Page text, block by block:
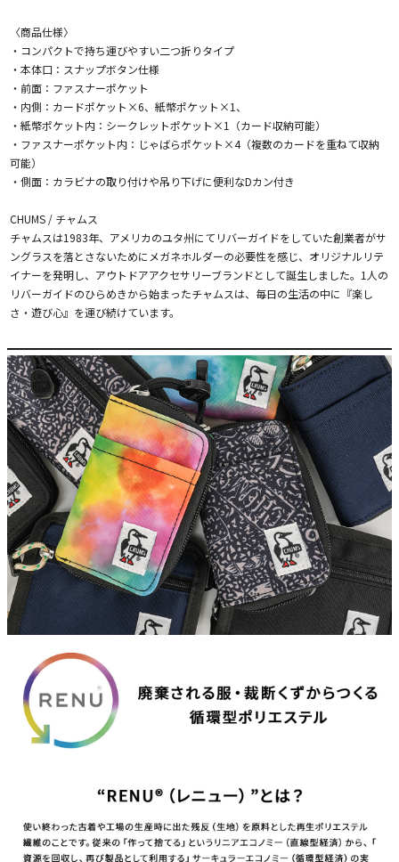
〈商品仕様〉
・コンパクトで持ち運びやすい二つ折りタイプ
・本体口：スナップボタン仕様
・前面：ファスナーポケット
・内側：カードポケット×6、紙幣ポケット×1、
・紙幣ポケット内：シークレットポケット×1（カード収納可能）
・ファスナーポケット内：じゃばらポケット×4（複数のカードを重ねて収納
可能）
・側面：カラビナの取り付けや吊り下げに便利なDカン付き
CHUMS / チャムス
チャムスは1983年、アメリカのユタ州にてリバーガイドをしていた創業者がサ
ングラスを落とさないためにメガネホルダーの必要性を感じ、オリジナルリテ
イナーを発明し、アウトドアアクセサリーブランドとして誕生しました。1人の
リバーガイドのひらめきから始まったチャムスは、毎日の生活の中に『楽し
さ・遊び心』を運び続けています。